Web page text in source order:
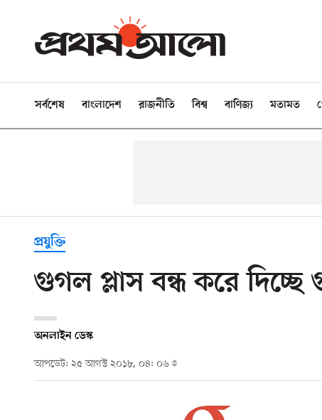
সর্বশেষ বাংলাদেশ রাজনীতি বিশ্ব বাণিজ্য মতামত
প্রযুক্তি
গুগল প্লাস বন্ধ করে
অনলাইন ডেস্ক
আপডেট: ২৫ আগস্ট ২০১৮, ০৪: ০৬